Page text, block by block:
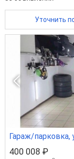
Уточнить
Гараж/парковка,
400 008 ₽